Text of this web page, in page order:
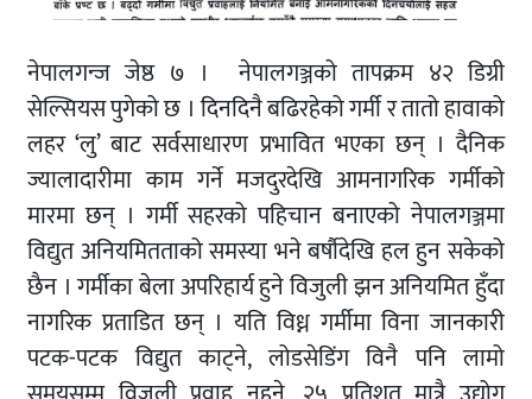
नेपालगन्ज जेष्ठ ७ । नेपालगञ्जको तापक्रम ४२ डिग्री
सेल्सियस पुगेको छ । दिनदिनै बढिरहेको गर्मी र तातो हावाको
लहर ‘लु’ बाट सर्वसाधारण प्रभावित भएका छन् । दैनिक
ज्यालादारीमा काम गर्ने मजदुरदेखि आमनागरिक गर्मीको
मारमा छन् । गर्मी सहरको पहिचान बनाएको नेपालगञ्जमा
विद्युत अनियमितताको समस्या भने बर्षौदेखि हल हुन सकेको
छैन । गर्मीका बेला अपरिहार्य हुने विजुली झन अनियमित हुँदा
नागरिक प्रताडित छन् । यति विध्न गर्मीमा विना जानकारी
पटक-पटक विद्युत काट्ने, लोडसेडिंग विनै पनि लामो